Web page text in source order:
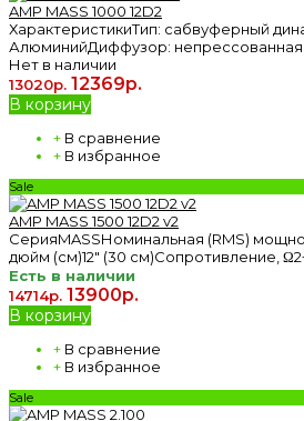
AMP MASS 1000 12D2
ХарактеристикиТип: сабвуферный
АлюминийДиффузор: непрессованная
Нет в наличии
13020р. 12369р.
В корзину
+ В сравнение
+ В избранное
Sale
AMP MASS 1500 12D2 v2
СерияMASSНоминальная (RMS)
дюйм (см)12" (30 см)Сопротивление,
Есть в наличии
14714р. 13900р.
В корзину
+ В сравнение
+ В избранное
Sale